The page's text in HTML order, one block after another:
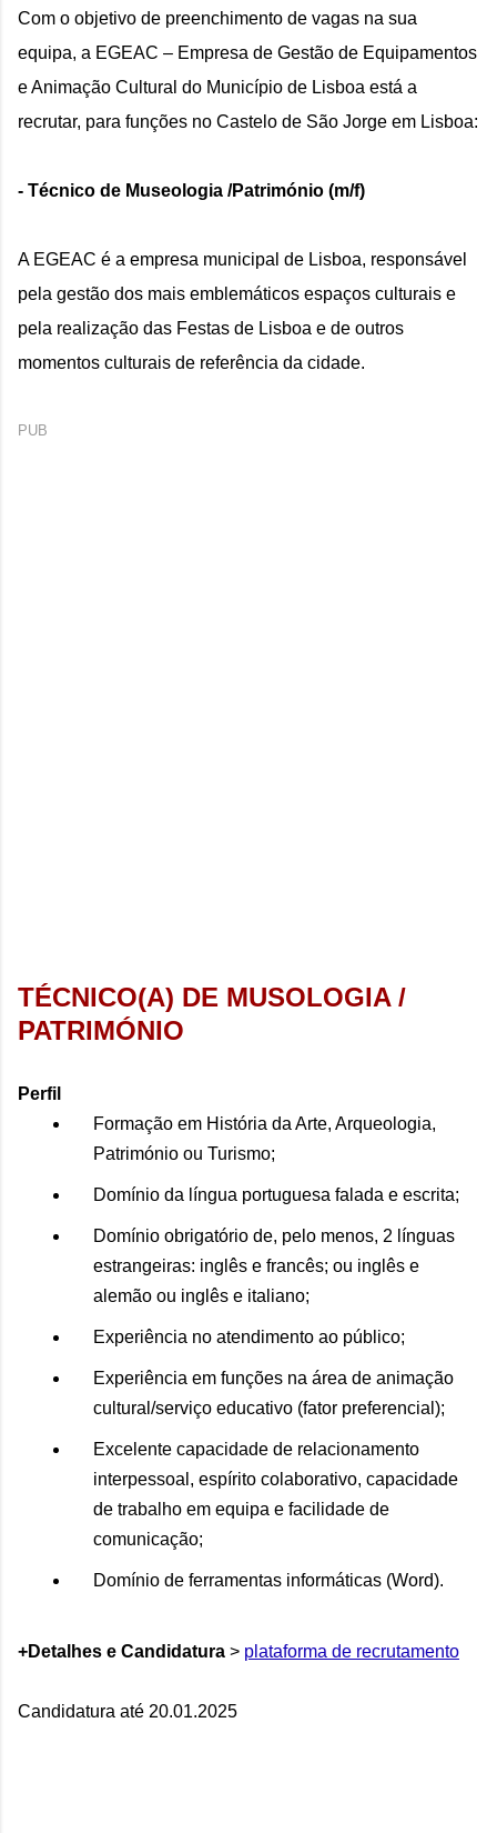
Com o objetivo de preenchimento de vagas na sua
equipa, a EGEAC – Empresa de Gestão de Equipamentos
e Animação Cultural do Município de Lisboa está a
recrutar, para funções no Castelo de São Jorge em Lisboa:
- Técnico de Museologia /Património (m/f)
A EGEAC é a empresa municipal de Lisboa, responsável
pela gestão dos mais emblemáticos espaços culturais e
pela realização das Festas de Lisboa e de outros
momentos culturais de referência da cidade.
PUB
TÉCNICO(A) DE MUSOLOGIA /
PATRIMÓNIO
Perfil
Formação em História da Arte, Arqueologia,
Património ou Turismo;
Domínio da língua portuguesa falada e escrita;
Domínio obrigatório de, pelo menos, 2 línguas
estrangeiras: inglês e francês; ou inglês e
alemão ou inglês e italiano;
Experiência no atendimento ao público;
Experiência em funções na área de animação
cultural/serviço educativo (fator preferencial);
Excelente capacidade de relacionamento
interpessoal, espírito colaborativo, capacidade
de trabalho em equipa e facilidade de
comunicação;
Domínio de ferramentas informáticas (Word).
+Detalhes e Candidatura > plataforma de recrutamento
Candidatura até 20.01.2025